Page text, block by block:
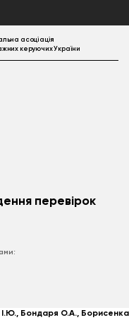
асоціація
керуючих України
перевірок
Бондаря О.А., Борисенка